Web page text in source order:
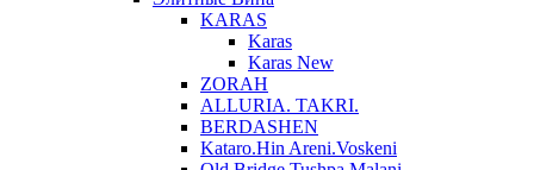
KARAS
Karas
Karas New
ZORAH
ALLURIA. TAKRI.
BERDASHEN
Kataro.Hin Areni.Voskeni